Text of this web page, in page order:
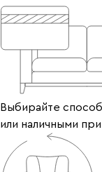
Выбирайте
или наличными